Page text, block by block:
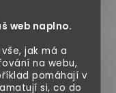
web naplno.
jak má a
na webu,
pomáhají v
si, co do
Skladem